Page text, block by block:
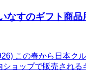
なすのギフト商品
この春から日本ク
ショップで販売される